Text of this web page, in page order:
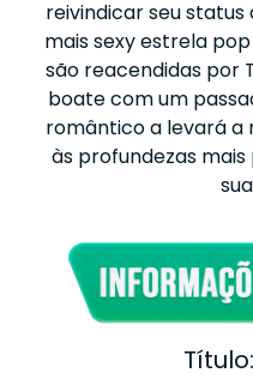
reivindicar seu
mais sexy estrela
são reacendidas por
boate com um
romântico a levará a
às profundezas